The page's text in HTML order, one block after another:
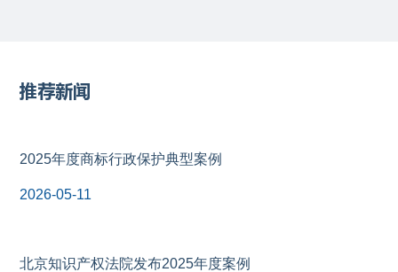
推荐新闻
2025年度商标行政保护典型案例
2026-05-11
北京知识产权法院发布2025年度案例